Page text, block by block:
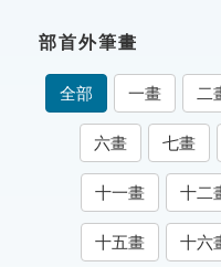
成語故事
索引選單
知識索引
單字索引
生命大百科索引
部首外筆畫
全部 一畫 二
六畫 七畫
十一畫 十二
十五畫 十六